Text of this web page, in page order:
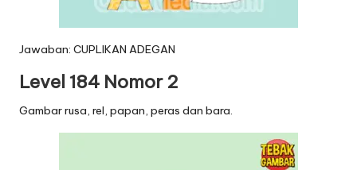
Jawaban: CUPLIKAN ADEGAN
Level 184 Nomor 2
Gambar rusa, rel, papan, peras dan bara.